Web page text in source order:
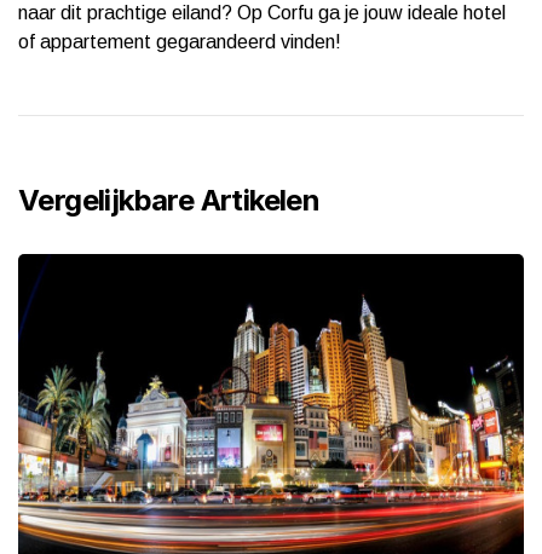
naar dit prachtige eiland? Op Corfu ga je jouw ideale hotel
of appartement gegarandeerd vinden!
Vergelijkbare Artikelen